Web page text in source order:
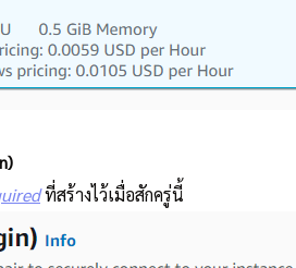
ที่สร้างไว้เมื่อสักครู่นี้